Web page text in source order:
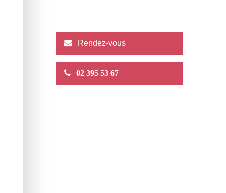
Rendez-vous
02 395 53 67